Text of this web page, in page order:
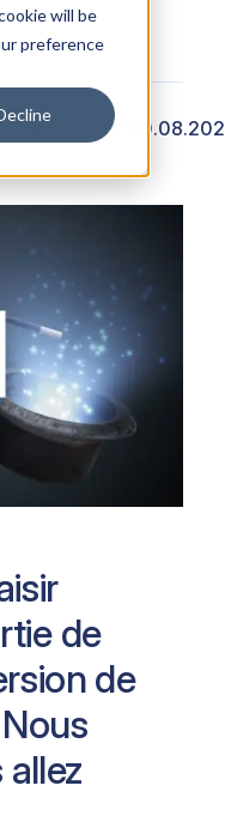
will be
preference
de
de